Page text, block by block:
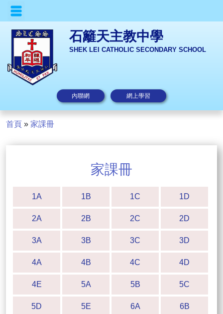
石籬天主教中學
SHEK LEI CATHOLIC SECONDARY SCHOOL
內聯網 網上學習
首頁 » 家課冊
家課冊
1A 1B 1C 1D
2A 2B 2C 2D
3A 3B 3C 3D
4A 4B 4C 4D
4E 5A 5B 5C
5D 5E 6A 6B